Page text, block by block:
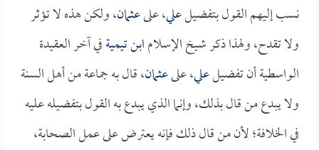
نسب إليهم القول بتفضيلعلي، علىعثمان، ولكن هذه لا تؤثر
ولا تقدح، ولهذا ذكر شيخ الإسلامابن تيميةفي آخر العقيدة
الواسطية أن تفضيلعلي، علىعثمان، قال به جماعة من أهل السنة
ولا يبدع من قال بذلك، وإنما الذي يبدع به القول بتفضيله عليه
في الخلافة؛ لأن من قال ذلك فإنه يعترض على عمل الصحابة،